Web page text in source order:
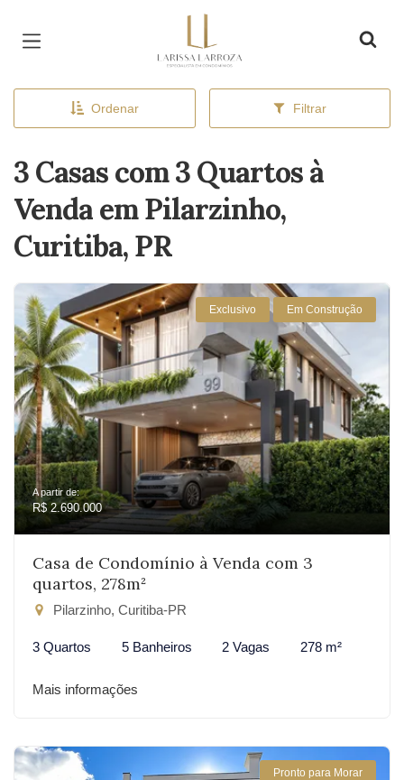
Ordenar Filtrar
3 Casas com 3 Quartos à
Venda em Pilarzinho,
Curitiba, PR
Exclusivo Em Construção
A partir de:
R$ 2.690.000
Casa de Condomínio à Venda com 3
quartos, 278m²
Pilarzinho, Curitiba-PR
3 Quartos 5 Banheiros 2 Vagas 278 m²
Mais informações
Pronto para Morar